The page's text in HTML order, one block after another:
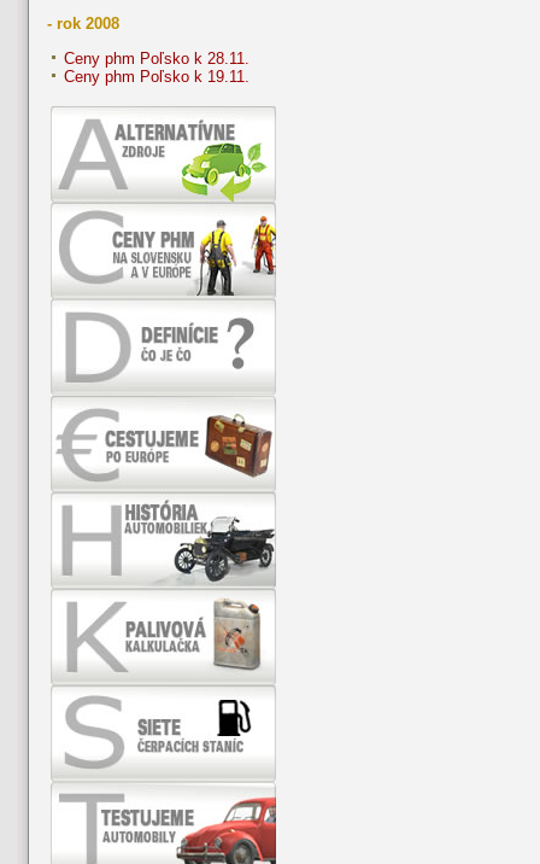
- rok 2008
Ceny phm Poľsko k 28.11.
Ceny phm Poľsko k 19.11.